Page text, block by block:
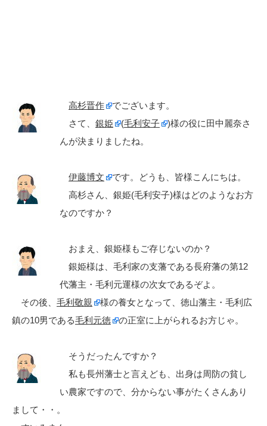
高杉晋作
でございます。
さて、 銀姫 (毛利安子
)様の役に田中麗奈さ
んが決まりましたね。
伊藤博文
です。どうも、皆様こんにちは。
高杉さん、銀姫(毛利安子)様はどのようなお方
なのですか？
おまえ、銀姫様もご存じないのか？
銀姫様は、毛利家の支藩である長府藩の第12
代藩主・毛利元運様の次女であるぞよ。
その後、 毛利敬親
様の養女となって、徳山藩主・毛利広
鎮の10男である毛利元徳 の正室に上がられるお方じゃ。
そうだったんですか？
私も長州藩士と言えども、出身は周防の貧し
い農家ですので、分からない事がたくさんあり
まして・・。